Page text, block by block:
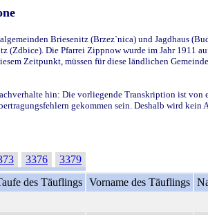
Briesenitz (Brzez`nica) und Jagdhaus
(Zdbice). Die Pfarrei Zippnow wurde im Jahr 1911
Zeitpunkt, müssen für diese ländlichen
hin: Die vorliegende Transkription ist
gekommen sein. Deshalb wird kein
3376
3379
des Täuflings Vorname des Täuflings